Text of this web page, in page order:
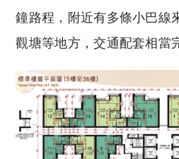
鐘路程，附近有多條小巴線
觀塘等地方，交通配套相當